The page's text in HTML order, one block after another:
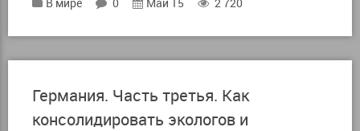
Германия. Часть третья. Как
консолидировать экологов и